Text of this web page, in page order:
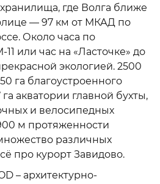
где Волга ближе
— 97 км от МКАД по
Около часа по
или час на «Ласточке» до
экологией. 2500
га благоустроенного
акватории главной бухты,
и велосипедных
м протяженности
различных
про курорт Завидово.
– архитектурно-